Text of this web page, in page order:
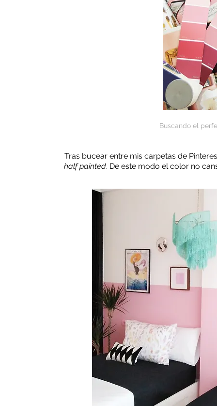
Buscando el
Tras bucear entre mis carpetas de
half painted. De este modo el color no